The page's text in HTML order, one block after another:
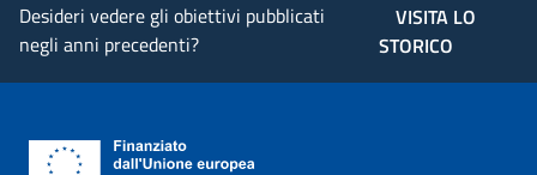
Desideri vedere gli obiettivi pubblicati
negli anni precedenti?
VISITA LO
STORICO